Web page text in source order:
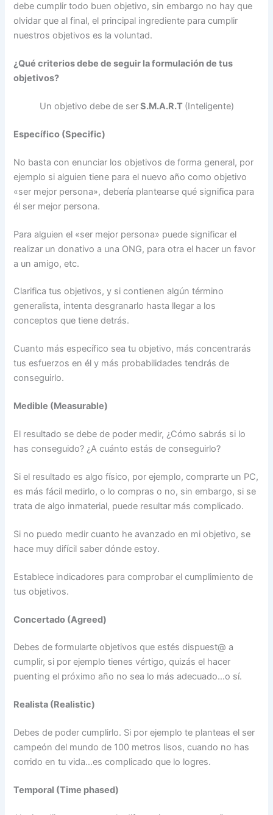
debe cumplir todo buen objetivo, sin embargo no hay que
olvidar que al final, el principal ingrediente para cumplir
nuestros objetivos es la voluntad.
¿Qué criterios debe de seguir la formulación de tus
objetivos?
Un objetivo debe de serS.M.A.R.T (Inteligente)
Específico (Specific)
No basta con enunciar los objetivos de forma general, por
ejemplo si alguien tiene para el nuevo año como objetivo
«ser mejor persona», debería plantearse qué significa para
él ser mejor persona.
Para alguien el «ser mejor persona» puede significar el
realizar un donativo a una ONG, para otra el hacer un favor
a un amigo, etc.
Clarifica tus objetivos, y si contienen algún término
generalista, intenta desgranarlo hasta llegar a los
conceptos que tiene detrás.
Cuanto más específico sea tu objetivo, más concentrarás
tus esfuerzos en él y más probabilidades tendrás de
conseguirlo.
Medible (Measurable)
El resultado se debe de poder medir, ¿Cómo sabrás si lo
has conseguido? ¿A cuánto estás de conseguirlo?
Si el resultado es algo físico, por ejemplo, comprarte un PC,
es más fácil medirlo, o lo compras o no, sin embargo, si se
trata de algo inmaterial, puede resultar más complicado.
Si no puedo medir cuanto he avanzado en mi objetivo, se
hace muy difícil saber dónde estoy.
Establece indicadores para comprobar el cumplimiento de
tus objetivos.
Concertado (Agreed)
Debes de formularte objetivos que estés dispuest@ a
cumplir, si por ejemplo tienes vértigo, quizás el hacer
puenting el próximo año no sea lo más adecuado…o sí.
Realista (Realistic)
Debes de poder cumplirlo. Si por ejemplo te planteas el ser
campeón del mundo de 100 metros lisos, cuando no has
corrido en tu vida…es complicado que lo logres.
Temporal (Time phased)